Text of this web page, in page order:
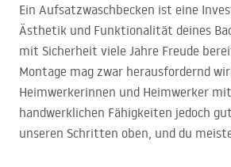
Ein Aufsatzwaschbecken ist eine
Ästhetik und Funktionalität deines
mit Sicherheit viele Jahre Freude
Montage mag zwar herausfordernd
Heimwerkerinnen und Heimwerker
handwerklichen Fähigkeiten jedoch
unseren Schritten oben, und du